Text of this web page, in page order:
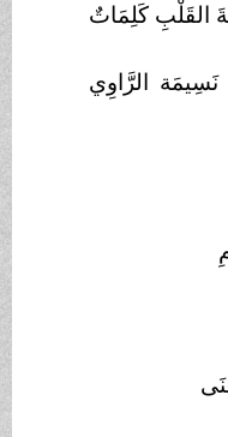
القَلْبِ كَلِمَاتٌ
الرَّاوِي